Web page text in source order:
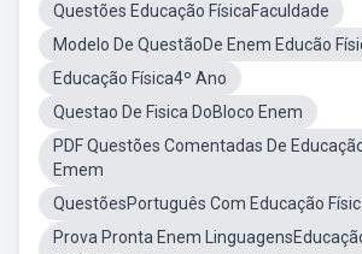
Questões Educação FísicaFaculdade
Modelo De QuestãoDe Enem Educão
Educação Física4º Ano
Questao De Fisica DoBloco Enem
PDF Questões Comentadas De
Emem
QuestõesPortuguês Com Educação
Prova Pronta Enem